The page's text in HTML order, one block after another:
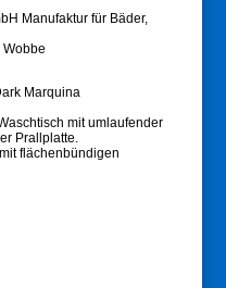
Manufaktur für Bäder,
Marquina
mit umlaufender
Prallplatte.
flächenbündigen